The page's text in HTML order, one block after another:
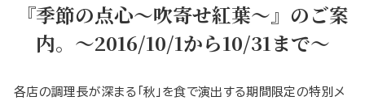
『季節の点心～吹寄せ紅葉～』のご案
内。～2016/10/1から10/31まで～
各店の調理長が深まる「秋」を食で演出する期間限定の特別メ